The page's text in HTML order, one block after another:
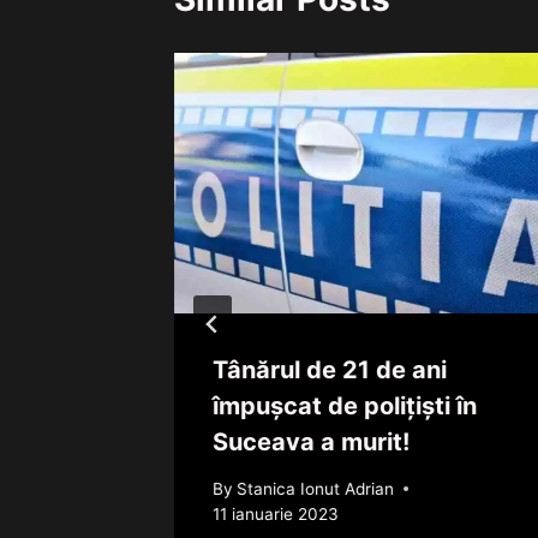
Tânărul de 21 de ani
împușcat de polițiști în
Suceava a murit!
By Stanica Ionut Adrian
11 ianuarie 2023